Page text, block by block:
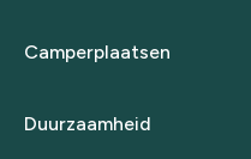
Camperplaatsen
Duurzaamheid